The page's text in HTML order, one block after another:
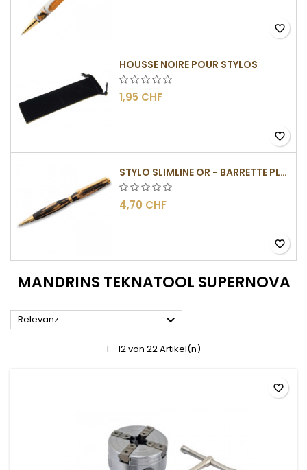
favorite_border
HOUSSE NOIRE POUR STYLOS
1,95 CHF
favorite_border
STYLO SLIMLINE OR - BARRETTE PLATE
4,70 CHF
favorite_border
MANDRINS TEKNATOOL SUPERNOVA
Relevanz 
1 - 12 von 22 Artikel(n)
favorite_border